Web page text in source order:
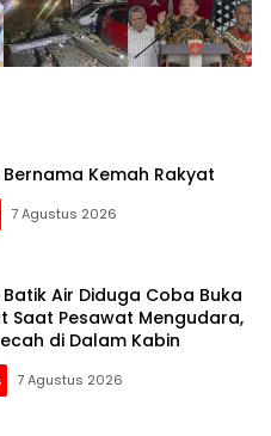
Kemah Rakyat
7 Agustus 2026
Air Diduga Coba Buka
Saat Pesawat Mengudara,
di Dalam Kabin
7 Agustus 2026